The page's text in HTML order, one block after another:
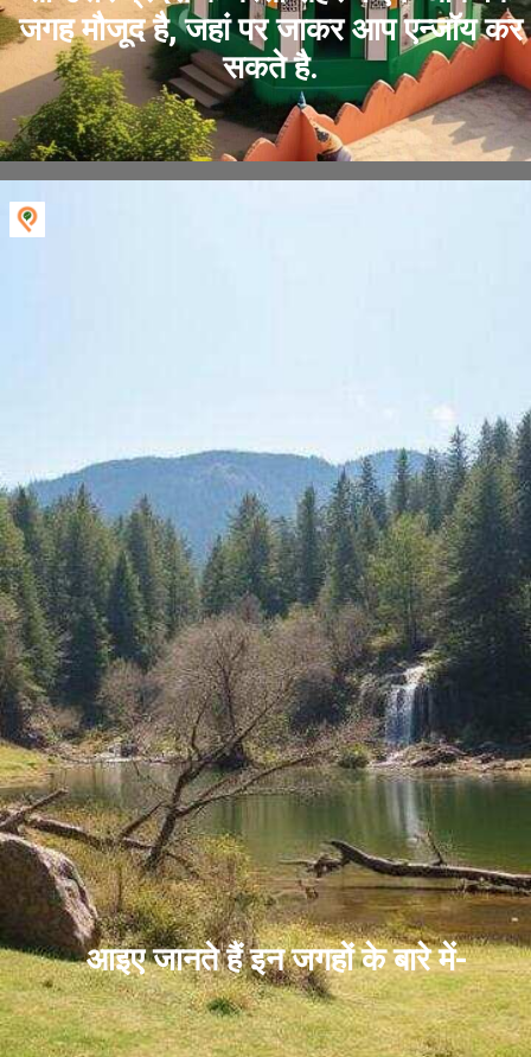
जगह मौजूद है, जहां पर जाकर आप एन्जॉय कर
सकते है.
आइए जानते हैं इन जगहों के बारे में-